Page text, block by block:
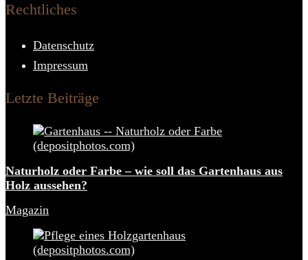
Rechtliches
Datenschutz
Impressum
Letzte Beiträge
Naturholz oder Farbe – wie soll das Gartenhaus aus
Holz aussehen?
Magazin